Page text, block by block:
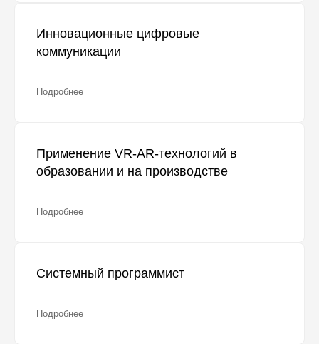
Инновационные цифровые
коммуникации
Подробнее
Применение VR-AR-технологий в
образовании и на производстве
Подробнее
Системный программист
Подробнее